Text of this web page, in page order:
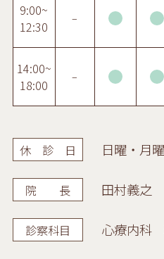
9:00~
12:30
–
14:00~
18:00
–
休 診 日 日曜・月
院 長 田村義之
診察科目 心療内科